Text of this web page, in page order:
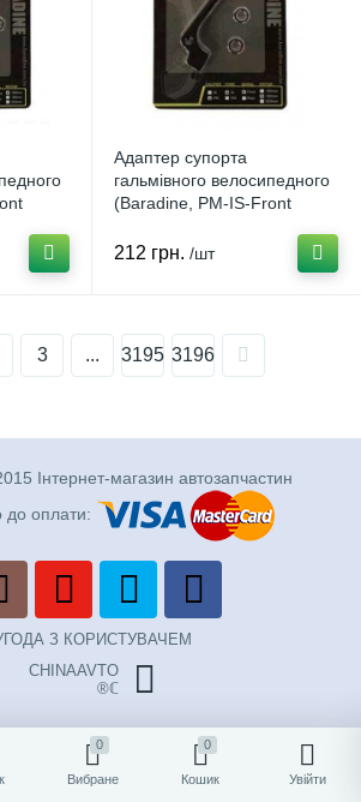
0
Вибране
0
Кошик Увійти
Адаптер супорта
гальмівного велосипедного
(Baradine, PM-IS-Front
212 грн. /шт
3 ... 3195 3196
Інтернет-магазин автозапчастин
оплати:
З КОРИСТУВАЧЕМ
CHINAAVTO
®ℂ